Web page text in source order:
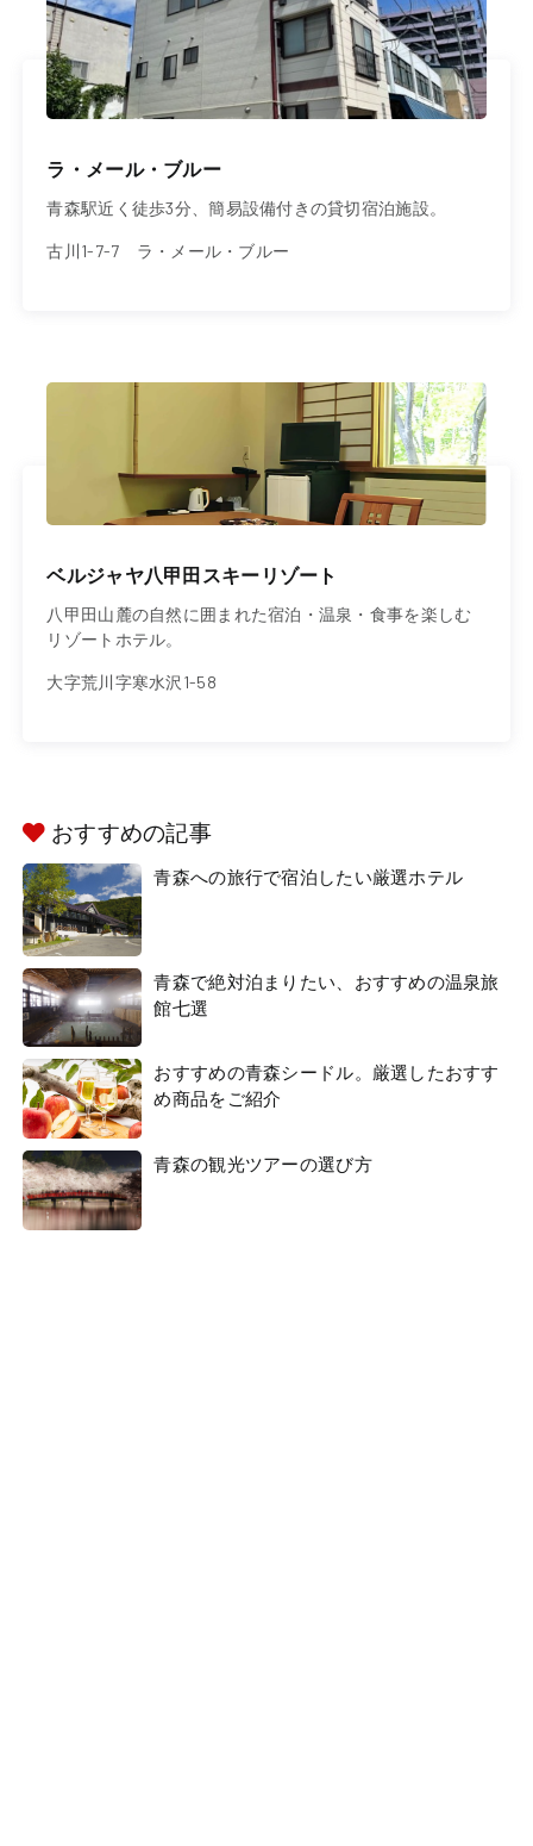
ラ・メール・ブルー
青森駅近く徒歩3分、簡易設備付きの貸切宿泊施設。
古川1-7-7 ラ・メール・ブルー
ベルジャヤ八甲田スキーリゾート
八甲田山麓の自然に囲まれた宿泊・温泉・食事を楽しむ
リゾートホテル。
大字荒川字寒水沢1-58
おすすめの記事
青森への旅行で宿泊したい厳選ホテル
青森で絶対泊まりたい、おすすめの温泉旅
館七選
おすすめの青森シードル。厳選したおすす
め商品をご紹介
青森の観光ツアーの選び方